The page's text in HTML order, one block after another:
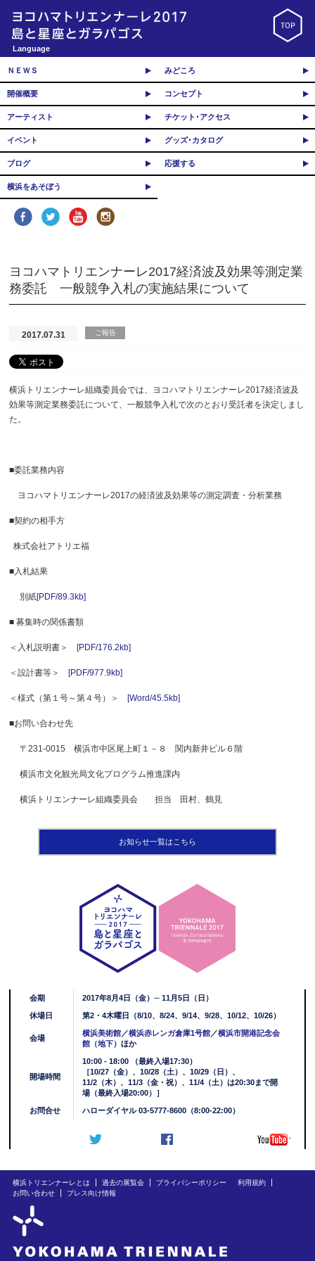
Language
ＮＥＷＳ みどころ
開催概要 コンセプト
アーティスト チケット･アクセス
イベント グッズ･カタログ
ブログ 応援する
横浜をあそぼう
ヨコハマトリエンナーレ2017経済波及効果等測定業
務委託 一般競争入札の実施結果について
2017.07.31 ご報告
横浜トリエンナーレ組織委員会では、ヨコハマトリエンナーレ2017経済波及
効果等測定業務委託について、一般競争入札で次のとおり受託者を決定しまし
た。
■委託業務内容
ヨコハマトリエンナーレ2017の経済波及効果等の測定調査・分析業務
■契約の相手方
株式会社アトリエ福
■入札結果
別紙[PDF/89.3kb]
■ 募集時の関係書類
＜入札説明書＞ [PDF/176.2kb]
＜設計書等＞ [PDF/977.9kb]
＜様式（第１号～第４号）＞ [Word/45.5kb]
■お問い合わせ先
〒231-0015 横浜市中区尾上町１－８ 関内新井ビル６階
横浜市文化観光局文化プログラム推進課内
横浜トリエンナーレ組織委員会 担当 田村、鶴見
お知らせ一覧はこちら
会期 2017年8月4日（金）─ 11月5日（日）
休場日 第2・4木曜日（8/10、8/24、9/14、9/28、10/12、10/26）
会場
横浜美術館／横浜赤レンガ倉庫1号館／横浜市開港記念会
館（地下）ほか
開場時間
10:00 - 18:00 （最終入場17:30）
［10/27（金）、10/28（土）、10/29（日）、
11/2（木）、11/3（金・祝）、11/4（土）は20:30まで開
場（最終入場20:00）］
お問合せ ハローダイヤル 03-5777-8600（8:00-22:00）
横浜トリエンナーレとは 過去の展覧会 プライバシーポリシー
利用規約
お問い合わせ
プレス向け情報